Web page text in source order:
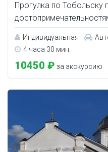
Прогулка по Тобольску
Индивидуальная
4 часа 30 мин.
10450 ₽ за экскурсию